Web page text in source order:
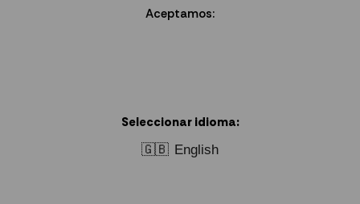
Aceptamos:
Seleccionar idioma:
🇬🇧 English